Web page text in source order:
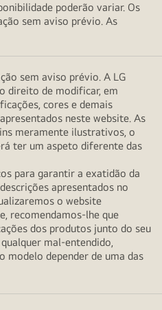
poderão variar. Os
sem aviso prévio. As
sem aviso prévio. A LG
direito de modificar, em
cores e demais
neste website. As
meramente ilustrativos, o
ter um aspeto diferente das
para garantir a exatidão da
apresentados no
o website
recomendamos-lhe que
dos produtos junto do seu
mal-entendido,
modelo depender de uma das